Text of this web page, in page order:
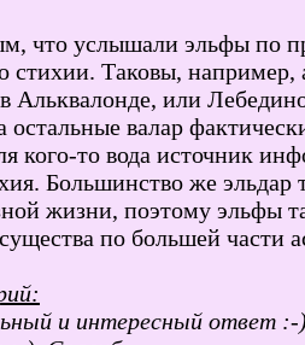
что услышали эльфы по
стихии. Таковы, например,
Альквалонде, или
остальные валар
кого-то вода источник
Большинство же эльдар
жизни, поэтому эльфы
по большей части
и интересный ответ :-